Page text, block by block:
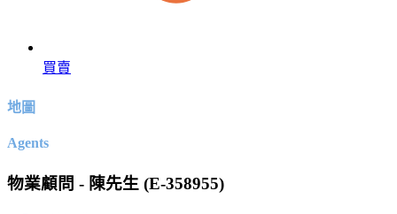
買賣
地圖
Agents
物業顧問 - 陳先生 (E-358955)